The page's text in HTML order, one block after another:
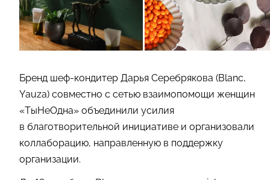
Бренд шеф-кондитер Дарья Серебрякова (Blanc,
Yauza) совместно с сетью взаимопомощи женщин
«ТыНеОдна» объединили усилия
в благотворительной инициативе и организовали
коллаборацию, направленную в поддержку
организации.